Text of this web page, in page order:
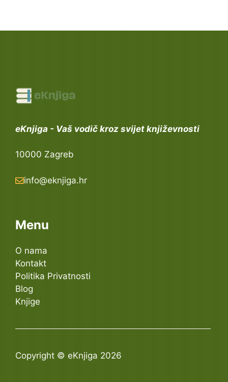
eKnjiga - Vaš vodič kroz svijet književnosti
10000 Zagreb
info@eknjiga.hr
Menu
O nama
Kontakt
Politika Privatnosti
Blog
Knjige
Copyright © eKnjiga 2026